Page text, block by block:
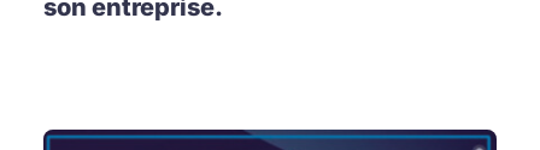
son entreprise.